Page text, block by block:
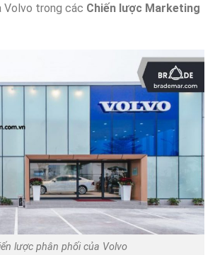
Volvo trong các Chiến lược Marketing
lược phân phối của Volvo